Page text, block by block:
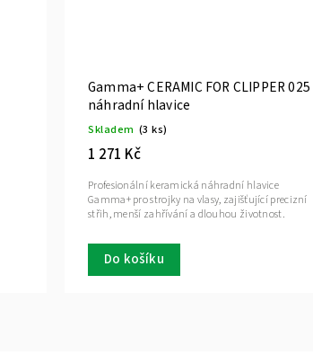
Gamma+ CERAMIC FOR CLIPPER 025
náhradní hlavice
Skladem (3 ks)
1 271 Kč
Do košíku
Profesionální keramická náhradní hlavice
Gamma+ pro strojky na vlasy, zajišťující precizní
střih, menší zahřívání a dlouhou životnost.